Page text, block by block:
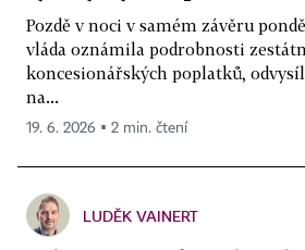
Pozdě v noci v samém závěru
vláda oznámila podrobnosti
koncesionářských poplatků,
na...
19. 6. 2026 ▪ 2 min. čtení
LUDĚK VAINERT